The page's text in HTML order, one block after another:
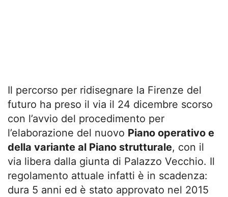
Il percorso per ridisegnare la Firenze del
futuro ha preso il via il 24 dicembre scorso
con l’avvio del procedimento per
l’elaborazione del nuovo Piano operativo e
della variante al Piano strutturale, con il
via libera dalla giunta di Palazzo Vecchio. Il
regolamento attuale infatti è in scadenza:
dura 5 anni ed è stato approvato nel 2015